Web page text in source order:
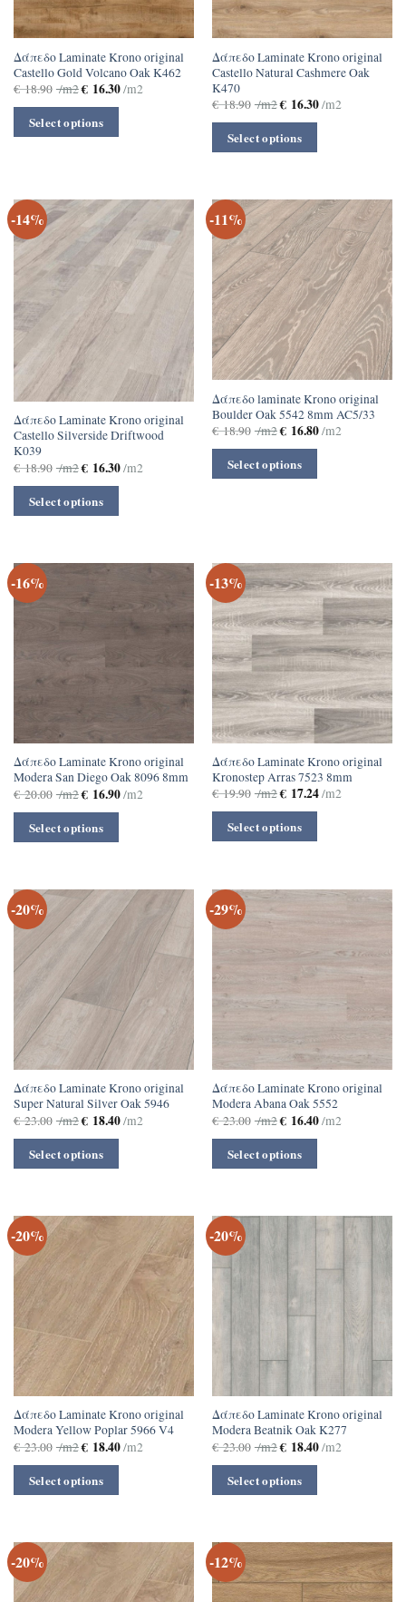
Δάπεδο Laminate Krono original
Castello Gold Volcano Oak K462
€18.90 /m2€16.30/m2
Select options
Δάπεδο Laminate Krono original
Castello Natural Cashmere Oak
K470
€18.90 /m2€16.30/m2
Select options
-14%
Δάπεδο Laminate Krono original
Castello Silverside Driftwood
K039
€18.90 /m2€16.30/m2
Select options
-11%
Δάπεδο laminate Krono original
Boulder Oak 5542 8mm AC5/33
€18.90 /m2€16.80/m2
Select options
-16%
Δάπεδο Laminate Krono original
Modera San Diego Oak 8096 8mm
€20.00 /m2€16.90/m2
Select options
-13%
Δάπεδο Laminate Krono original
Kronostep Arras 7523 8mm
€19.90 /m2€17.24/m2
Select options
-20%
Δάπεδο Laminate Krono original
Super Natural Silver Oak 5946
€23.00 /m2€18.40/m2
Select options
-29%
Δάπεδο Laminate Krono original
Modera Abana Oak 5552
€23.00 /m2€16.40/m2
Select options
-20%
Δάπεδο Laminate Krono original
Modera Yellow Poplar 5966 V4
€23.00 /m2€18.40/m2
Select options
-20%
Δάπεδο Laminate Krono original
Modera Beatnik Oak K277
€23.00 /m2€18.40/m2
Select options
-20% -12%